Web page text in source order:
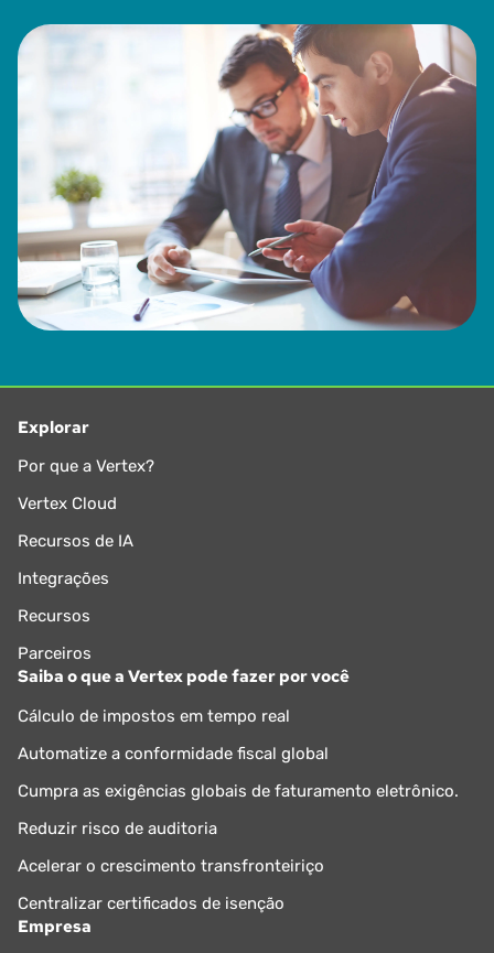
Explorar
Por que a Vertex?
Vertex Cloud
Recursos de IA
Integrações
Recursos
Parceiros
Saiba o que a Vertex pode fazer por você
Cálculo de impostos em tempo real
Automatize a conformidade fiscal global
Cumpra as exigências globais de faturamento eletrônico.
Reduzir risco de auditoria
Acelerar o crescimento transfronteiriço
Centralizar certificados de isenção
Empresa